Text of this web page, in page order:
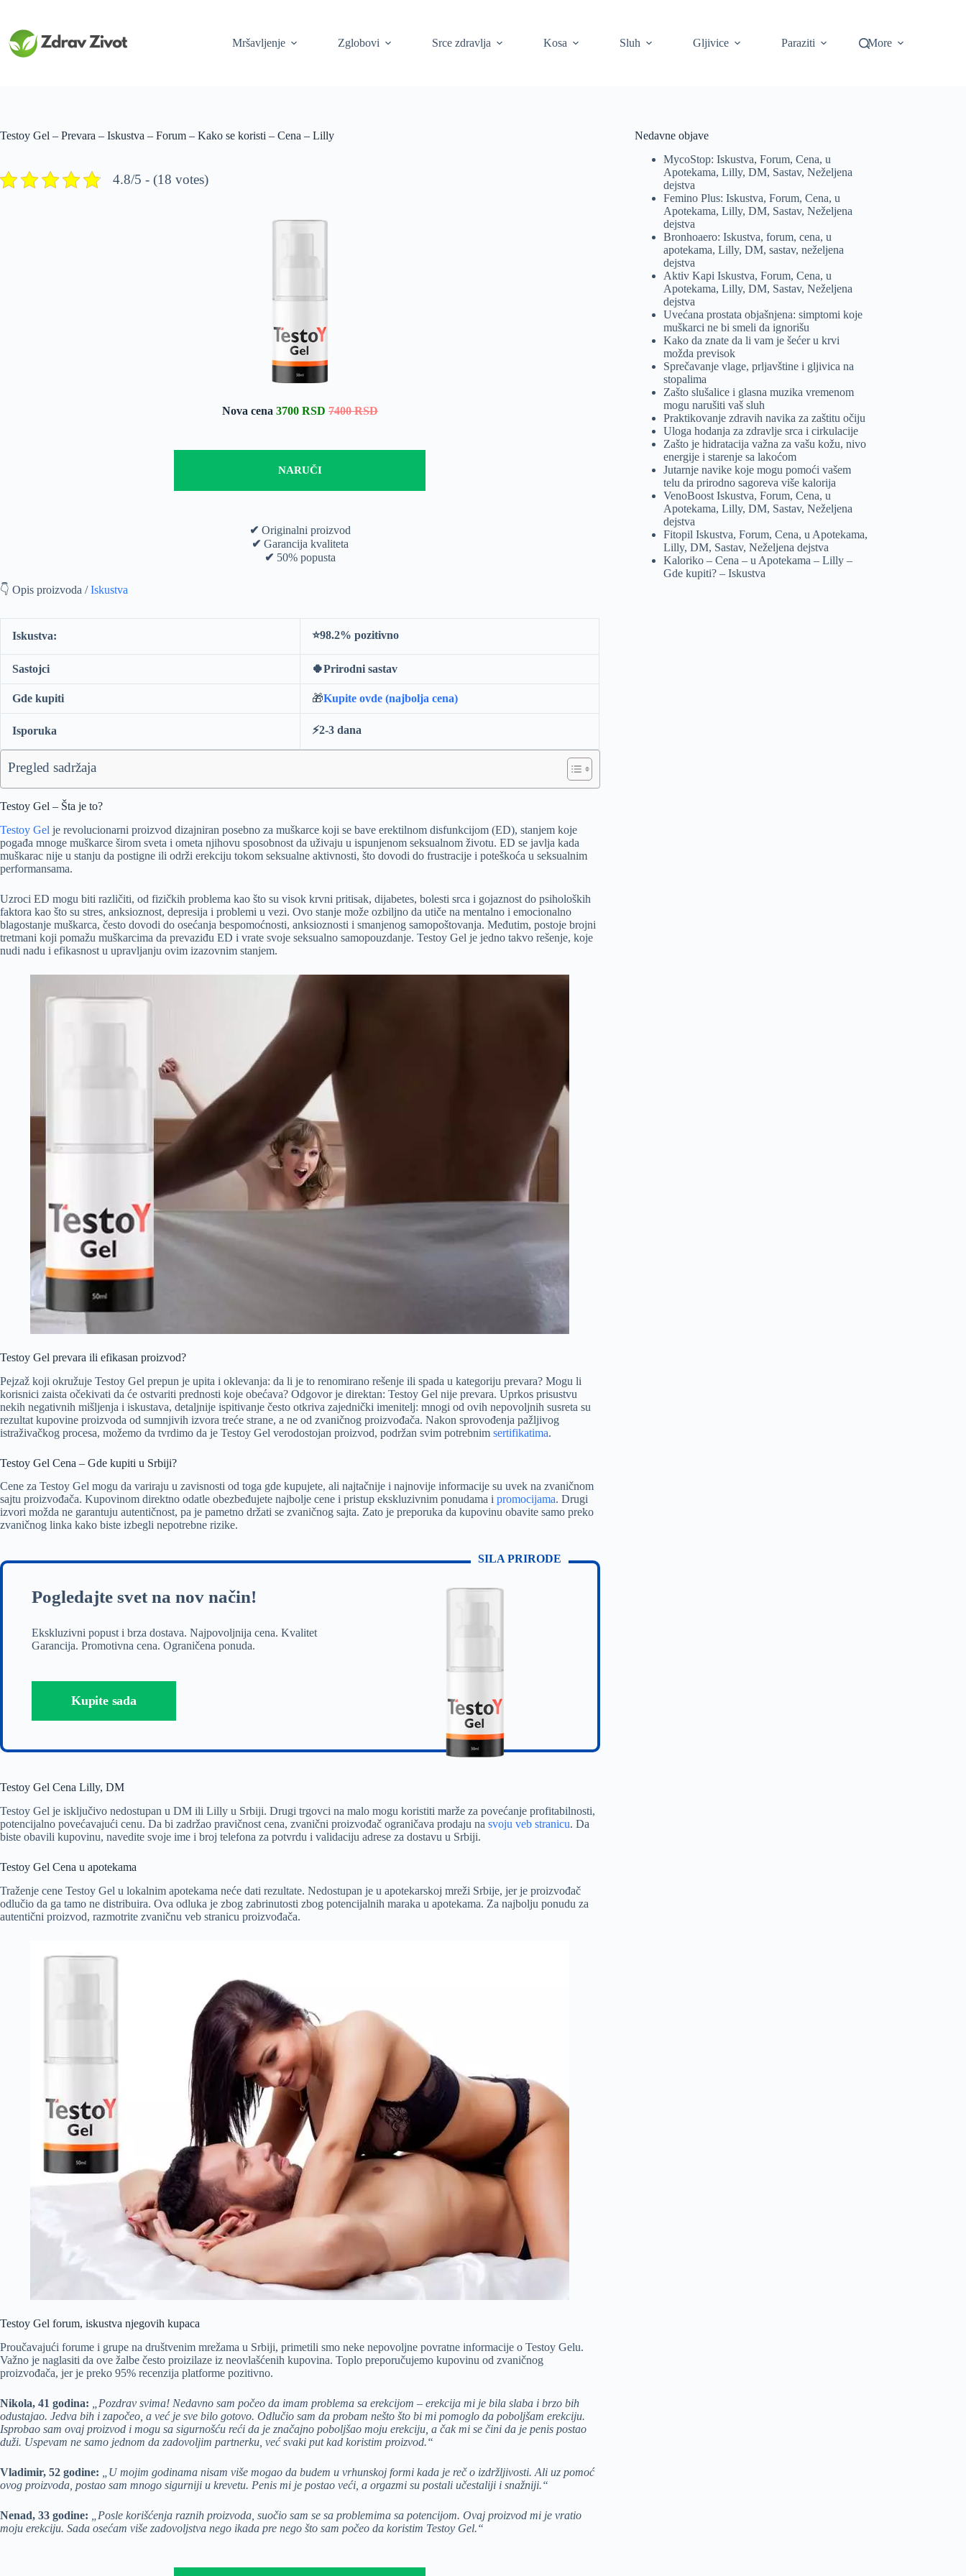
content
Mršavljenje
Zglobovi Srce zdravlja Kosa Sluh Gljivice Paraziti More
Testoy Gel – Prevara – Iskustva – Forum – Kako se koristi – Cena – Lilly
4.8/5 - (18 votes)
Nova cena 3700 RSD 7400 RSD
NARUČI
✔ Originalni proizvod
✔ Garancija kvaliteta
✔ 50% popusta
👇 Opis proizvoda /Iskustva
Iskustva: ⭐️98.2% pozitivno
Sastojci 🍀Prirodni sastav
Gde kupiti 🎁Kupite ovde (najbolja cena)
Isporuka ⚡️2-3 dana
Pregled sadržaja
Testoy Gel – Šta je to?
Testoy Gel je revolucionarni proizvod dizajniran posebno za muškarce koji se bave erektilnom disfunkcijom (ED), stanjem koje
pogađa mnoge muškarce širom sveta i ometa njihovu sposobnost da uživaju u ispunjenom seksualnom životu. ED se javlja kada
muškarac nije u stanju da postigne ili održi erekciju tokom seksualne aktivnosti, što dovodi do frustracije i poteškoća u seksualnim
performansama.
Uzroci ED mogu biti različiti, od fizičkih problema kao što su visok krvni pritisak, dijabetes, bolesti srca i gojaznost do psiholoških
faktora kao što su stres, anksioznost, depresija i problemi u vezi. Ovo stanje može ozbiljno da utiče na mentalno i emocionalno
blagostanje muškarca, često dovodi do osećanja bespomoćnosti, anksioznosti i smanjenog samopoštovanja. Međutim, postoje brojni
tretmani koji pomažu muškarcima da prevaziđu ED i vrate svoje seksualno samopouzdanje. Testoy Gel je jedno takvo rešenje, koje
nudi nadu i efikasnost u upravljanju ovim izazovnim stanjem.
Testoy Gel prevara ili efikasan proizvod?
Pejzaž koji okružuje Testoy Gel prepun je upita i oklevanja: da li je to renomirano rešenje ili spada u kategoriju prevara? Mogu li
korisnici zaista očekivati da će ostvariti prednosti koje obećava? Odgovor je direktan: Testoy Gel nije prevara. Uprkos prisustvu
nekih negativnih mišljenja i iskustava, detaljnije ispitivanje često otkriva zajednički imenitelj: mnogi od ovih nepovoljnih susreta su
rezultat kupovine proizvoda od sumnjivih izvora treće strane, a ne od zvaničnog proizvođača. Nakon sprovođenja pažljivog
istraživačkog procesa, možemo da tvrdimo da je Testoy Gel verodostojan proizvod, podržan svim potrebnim sertifikatima.
Testoy Gel Cena – Gde kupiti u Srbiji?
Cene za Testoy Gel mogu da variraju u zavisnosti od toga gde kupujete, ali najtačnije i najnovije informacije su uvek na zvaničnom
sajtu proizvođača. Kupovinom direktno odatle obezbeđujete najbolje cene i pristup ekskluzivnim ponudama i promocijama. Drugi
izvori možda ne garantuju autentičnost, pa je pametno držati se zvaničnog sajta. Zato je preporuka da kupovinu obavite samo preko
zvaničnog linka kako biste izbegli nepotrebne rizike.
SILA PRIRODE
Pogledajte svet na nov način!
Ekskluzivni popust i brza dostava. Najpovoljnija cena. Kvalitet
Garancija. Promotivna cena. Ograničena ponuda.
Kupite sada
Testoy Gel Cena Lilly, DM
Testoy Gel je isključivo nedostupan u DM ili Lilly u Srbiji. Drugi trgovci na malo mogu koristiti marže za povećanje profitabilnosti,
potencijalno povećavajući cenu. Da bi zadržao pravičnost cena, zvanični proizvođač ograničava prodaju na svoju veb stranicu. Da
biste obavili kupovinu, navedite svoje ime i broj telefona za potvrdu i validaciju adrese za dostavu u Srbiji.
Testoy Gel Cena u apotekama
Traženje cene Testoy Gel u lokalnim apotekama neće dati rezultate. Nedostupan je u apotekarskoj mreži Srbije, jer je proizvođač
odlučio da ga tamo ne distribuira. Ova odluka je zbog zabrinutosti zbog potencijalnih maraka u apotekama. Za najbolju ponudu za
autentični proizvod, razmotrite zvaničnu veb stranicu proizvođača.
Testoy Gel forum, iskustva njegovih kupaca
Proučavajući forume i grupe na društvenim mrežama u Srbiji, primetili smo neke nepovoljne povratne informacije o Testoy Gelu.
Važno je naglasiti da ove žalbe često proizilaze iz neovlašćenih kupovina. Toplo preporučujemo kupovinu od zvaničnog
proizvođača, jer je preko 95% recenzija platforme pozitivno.
Nikola, 41 godina:
„Pozdrav svima! Nedavno sam počeo da imam problema sa erekcijom – erekcija mi je bila slaba i brzo bih
odustajao. Jedva bih i započeo, a već je sve bilo gotovo. Odlučio sam da probam nešto što bi mi pomoglo da poboljšam erekciju.
Isprobao sam ovaj proizvod i mogu sa sigurnošću reći da je značajno poboljšao moju erekciju, a čak mi se čini da je penis postao
duži. Uspevam ne samo jednom da zadovoljim partnerku, već svaki put kad koristim proizvod.“
Vladimir, 52 godine:
„U mojim godinama nisam više mogao da budem u vrhunskoj formi kada je reč o izdržljivosti. Ali uz pomoć
ovog proizvoda, postao sam mnogo sigurniji u krevetu. Penis mi je postao veći, a orgazmi su postali učestaliji i snažniji.“
Nenad, 33 godine:
„Posle korišćenja raznih proizvoda, suočio sam se sa problemima sa potencijom. Ovaj proizvod mi je vratio
moju erekciju. Sada osećam više zadovoljstva nego ikada pre nego što sam počeo da koristim Testoy Gel.“
Nedavne objave
MycoStop: Iskustva, Forum, Cena, u
Apotekama, Lilly, DM, Sastav, Neželjena
dejstva
Femino Plus: Iskustva, Forum, Cena, u
Apotekama, Lilly, DM, Sastav, Neželjena
dejstva
Bronhoaero: Iskustva, forum, cena, u
apotekama, Lilly, DM, sastav, neželjena
dejstva
Aktiv Kapi Iskustva, Forum, Cena, u
Apotekama, Lilly, DM, Sastav, Neželjena
dejstva
Uvećana prostata objašnjena: simptomi koje
muškarci ne bi smeli da ignorišu
Kako da znate da li vam je šećer u krvi
možda previsok
Sprečavanje vlage, prljavštine i gljivica na
stopalima
Zašto slušalice i glasna muzika vremenom
mogu narušiti vaš sluh
Praktikovanje zdravih navika za zaštitu očiju
Uloga hodanja za zdravlje srca i cirkulacije
Zašto je hidratacija važna za vašu kožu, nivo
energije i starenje sa lakoćom
Jutarnje navike koje mogu pomoći vašem
telu da prirodno sagoreva više kalorija
VenoBoost Iskustva, Forum, Cena, u
Apotekama, Lilly, DM, Sastav, Neželjena
dejstva
Fitopil Iskustva, Forum, Cena, u Apotekama,
Lilly, DM, Sastav, Neželjena dejstva
Kaloriko – Cena – u Apotekama – Lilly –
Gde kupiti? – Iskustva